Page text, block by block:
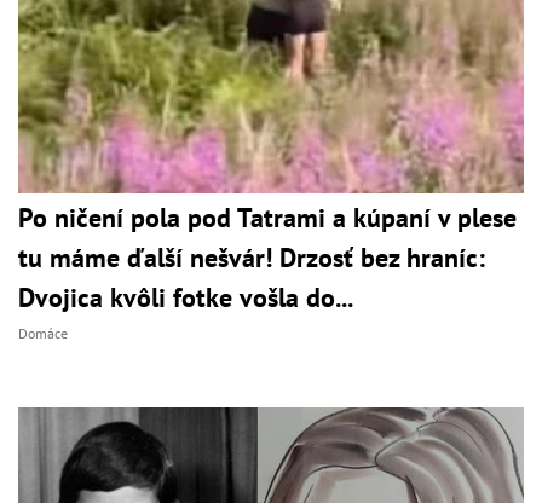
Po ničení pola pod Tatrami a kúpaní v plese
tu máme ďalší nešvár! Drzosť bez hraníc:
Dvojica kvôli fotke vošla do...
Domáce